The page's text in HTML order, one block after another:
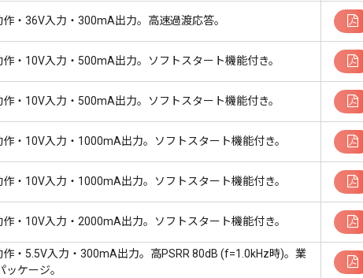
作・36V入力・300mA出力。高速過渡応答。
作・10V入力・500mA出力。ソフトスタート機能付き。
作・10V入力・500mA出力。ソフトスタート機能付き。
作・10V入力・1000mA出力。ソフトスタート機能付き。
作・10V入力・1000mA出力。ソフトスタート機能付き。
作・10V入力・2000mA出力。ソフトスタート機能付き。
作・5.5V入力・300mA出力。高PSRR 80dB (f=1.0kHz時)。業
ッケージ。